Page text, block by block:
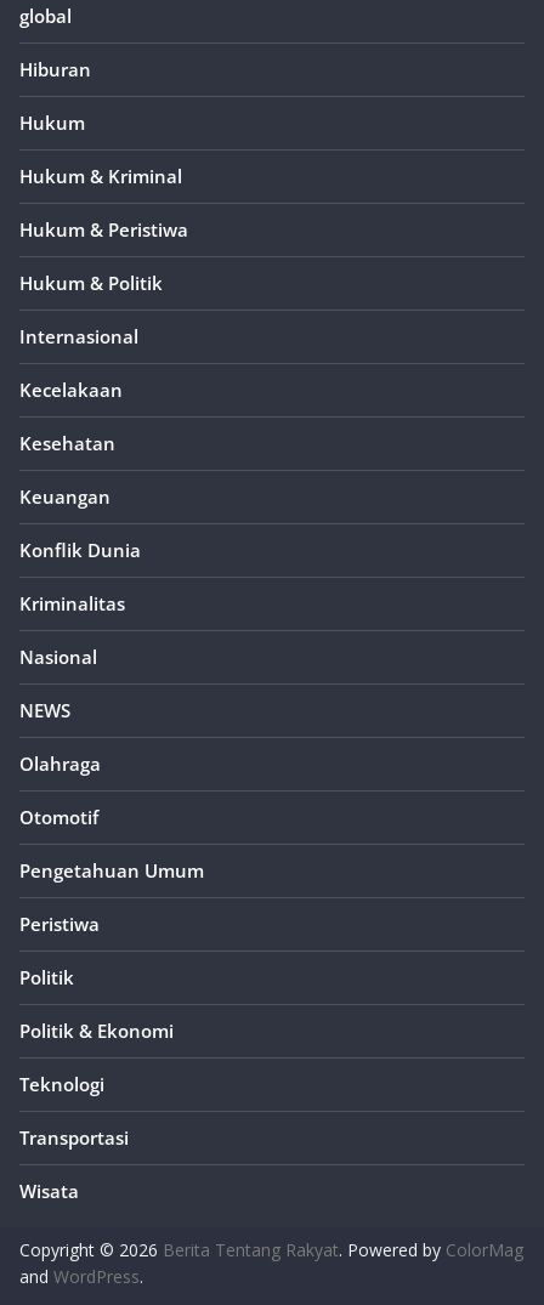
global
Hiburan
Hukum
Hukum & Kriminal
Hukum & Peristiwa
Hukum & Politik
Internasional
Kecelakaan
Kesehatan
Keuangan
Konflik Dunia
Kriminalitas
Nasional
NEWS
Olahraga
Otomotif
Pengetahuan Umum
Peristiwa
Politik
Politik & Ekonomi
Teknologi
Transportasi
Wisata
Copyright © 2026 Berita Tentang Rakyat. Powered by ColorMag
and WordPress.